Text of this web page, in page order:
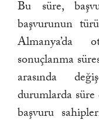
Bu süre,
başvurunun
Almanya’da
sonuçlanma
arasında
durumlarda süre
başvuru